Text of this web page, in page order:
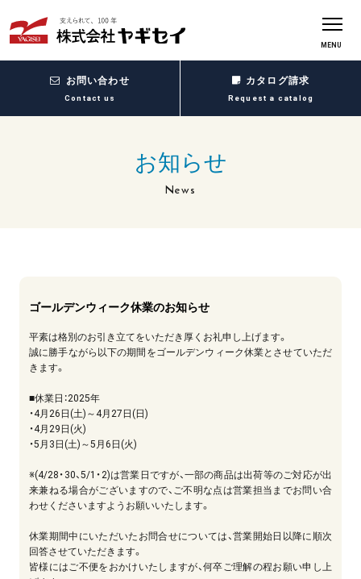
MENU
お問い合わせ
Contact us
カタログ請求
Request a catalog
お知らせ
News
ゴールデンウィーク休業のお知らせ
平素は格別のお引き立てをいただき厚くお礼申し上げます。
誠に勝手ながら以下の期間をゴールデンウィーク休業とさせていただ
きます。
■休業日：2025年
・4月26日(土)～4月27日(日)
・4月29日(火)
・5月3日(土)～5月6日(火)
※(4/28・30、5/1・2)は営業日ですが、一部の商品は出荷等のご対応が出
来兼ねる場合がございますので、ご不明な点は営業担当までお問い合
わせくださいますようお願いいたします。
休業期間中にいただいたお問合せについては、営業開始日以降に順次
回答させていただきます。
皆様にはご不便をおかけいたしますが、何卒ご理解の程お願い申し上